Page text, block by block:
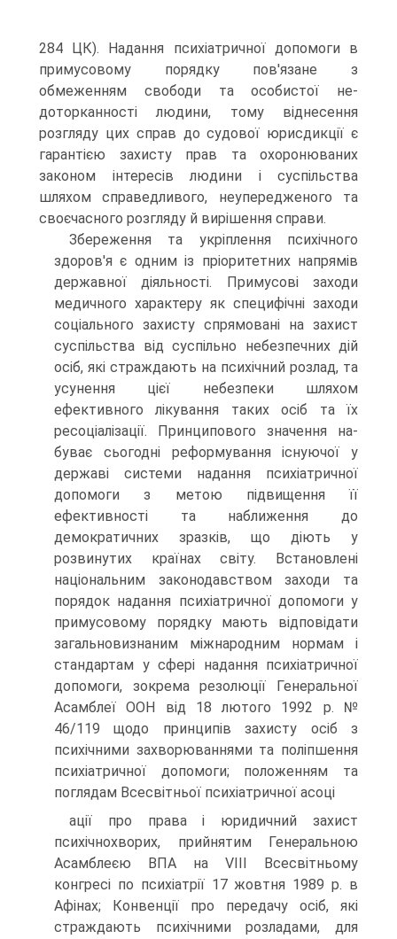
284 ЦК). Надання психіатричної допомоги в
при­мусовому порядку пов'язане з
обмеженням свободи та особистої не­
доторканності людини, тому віднесення
розгляду цих справ до судової юрисдикції є
гарантією захисту прав та охоронюваних
законом інте­ресів людини і суспільства
шляхом справедливого, неупередженого та
своєчасного розгляду й вирішення справи.
Збереження та укріплення психічного
здоров'я є одним із пріори­тетних напрямів
державної діяльності. Примусові заходи
медичного характеру як специфічні заходи
соціального захисту спрямовані на захист
суспільства від суспільно небезпечних дій
осіб, які страждають на психічний розлад, та
усунення цієї небезпеки шляхом
ефективного лікування таких осіб та їх
ресоціалізації. Принципового значення на­
буває сьогодні реформування існуючої у
державі системи надання психіатричної
допомоги з метою підвищення її
ефективності та на­ближення до
демократичних зразків, що діють у
розвинутих країнах світу. Встановлені
національним законодавством заходи та
порядок надання психіатричної допомоги у
примусовому порядку мають від­повідати
загальновизнаним міжнародним нормам і
стандартам у сфе­рі надання психіатричної
допомоги, зокрема резолюції Генеральної
Асамблеї ООН від 18 лютого 1992 р. №
46/119 щодо принципів захис­ту осіб з
психічними захворюваннями та поліпшення
психіатричної допомоги; положенням та
поглядам Всесвітньої психіатричної асоці­
ації про права і юридичний захист
психічнохворих, прийнятим Гене­ральною
Асамблеєю ВПА на VIII Всесвітньому
конгресі по психіатрії 17 жовтня 1989 р. в
Афінах; Конвенції про передачу осіб, які
страждають психічними розладами, для